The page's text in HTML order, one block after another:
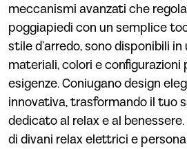
meccanismi avanzati che
poggiapiedi con un semplice
stile d’arredo, sono disponibili
materiali, colori e
esigenze. Coniugano design
innovativa, trasformando il tuo
dedicato al relax e al
di divani relax elettrici e